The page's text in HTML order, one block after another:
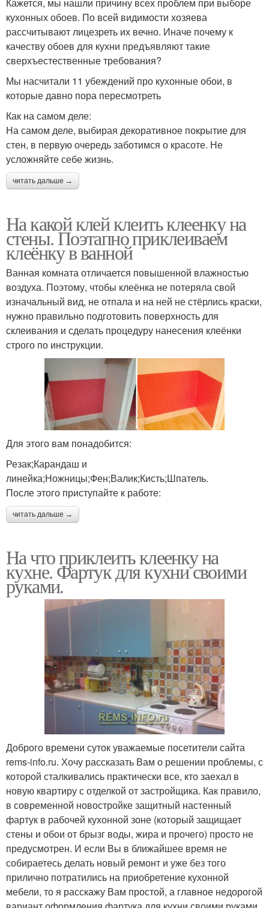
кухонных обоев. По всей видимости хозяева
рассчитывают лицезреть их вечно. Иначе почему к
качеству обоев для кухни предъявляют такие
сверхъестественные требования?
Мы насчитали 11 убеждений про кухонные обои, в
которые давно пора пересмотреть
Как на самом деле:
На самом деле, выбирая декоративное покрытие для
стен, в первую очередь заботимся о красоте. Не
усложняйте себе жизнь.
читать дальше →
На какой клей клеить клеенку на
стены. Поэтапно приклеиваем
клеёнку в ванной
Ванная комната отличается повышенной влажностью
воздуха. Поэтому, чтобы клеёнка не потеряла свой
изначальный вид, не отпала и на ней не стёрлись краски,
нужно правильно подготовить поверхность для
склеивания и сделать процедуру нанесения клеёнки
строго по инструкции.
Для этого вам понадобится:
Резак;Карандаш и
линейка;Ножницы;Фен;Валик;Кисть;Шпатель.
После этого приступайте к работе:
читать дальше →
На что приклеить клеенку на
кухне. Фартук для кухни своими
руками.
Доброго времени суток уважаемые посетители сайта
rems-info.ru. Хочу рассказать Вам о решении проблемы, с
которой сталкивались практически все, кто заехал в
новую квартиру с отделкой от застройщика. Как правило,
в современной новостройке защитный настенный
фартук в рабочей кухонной зоне (который защищает
стены и обои от брызг воды, жира и прочего) просто не
предусмотрен. И если Вы в ближайшее время не
собираетесь делать новый ремонт и уже без того
прилично потратились на приобретение кухонной
мебели, то я расскажу Вам простой, а главное недорогой